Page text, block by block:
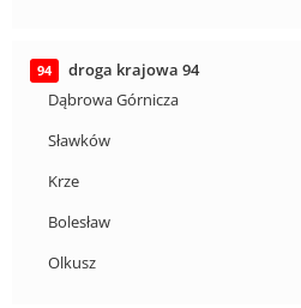
94
droga krajowa 94
Dąbrowa Górnicza
Sławków
Krze
Bolesław
Olkusz